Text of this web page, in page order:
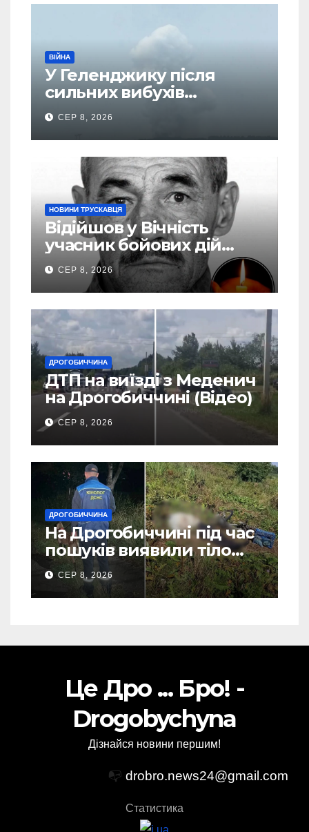
ВІЙНА
У Геленджику після
сильних вибухів
почалася масова
евакуація
СЕР 8, 2026
НОВИНИ ТРУСКАВЦЯ
Відійшов у Вічність
учасник бойових дій
Василь Іваникович зі
Станилі
СЕР 8, 2026
ДРОГОБИЧЧИНА
ДТП на виїзді з Меденич
на Дрогобиччині (Відео)
СЕР 8, 2026
ДРОГОБИЧЧИНА
На Дрогобиччині під час
пошуків виявили тіло
зниклого чоловіка (Фото)
СЕР 8, 2026
Це Дро ... Бро! -
Drogobychyna
Дізнайся новини першим!
📭 drobro.news24@gmail.com
Статистика